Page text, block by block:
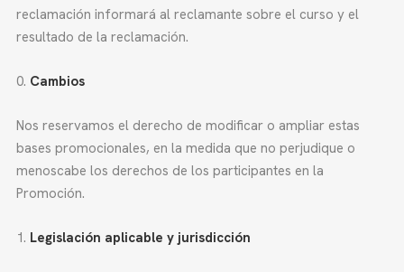
reclamación informará al reclamante sobre el curso y el
resultado de la reclamación.
Cambios
Nos reservamos el derecho de modificar o ampliar estas
bases promocionales, en la medida que no perjudique o
menoscabe los derechos de los participantes en la
Promoción.
Legislación aplicable y jurisdicción